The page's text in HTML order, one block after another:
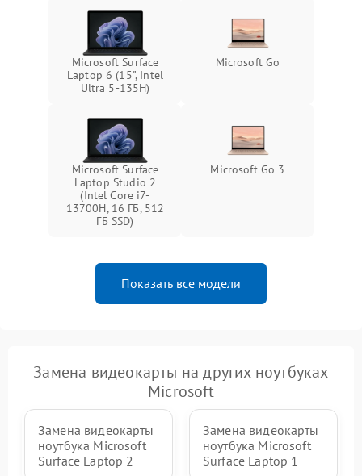
Microsoft Surface
Laptop 6 (15", Intel
Ultra 5-135H)
Microsoft Go
Microsoft Surface
Laptop Studio 2
(Intel Core i7-
13700H, 16 ГБ, 512
ГБ SSD)
Microsoft Go 3
Показать все модели
Замена видеокарты на других ноутбуках
Microsoft
Замена видеокарты
ноутбука Microsoft
Surface Laptop 2
Замена видеокарты
ноутбука Microsoft
Surface Laptop 1